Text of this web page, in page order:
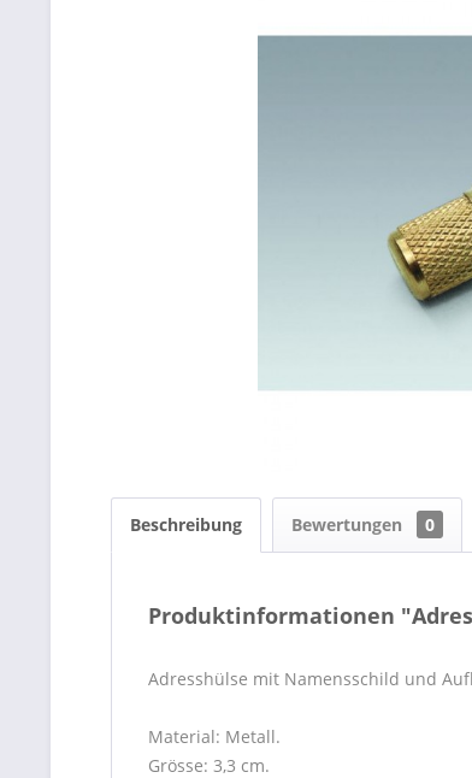
Beschreibung Bewertungen 0
Produktinformationen
Adresshülse mit Namensschild und
Material: Metall.
Grösse: 3,3 cm.